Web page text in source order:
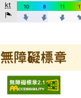
無障礙標章